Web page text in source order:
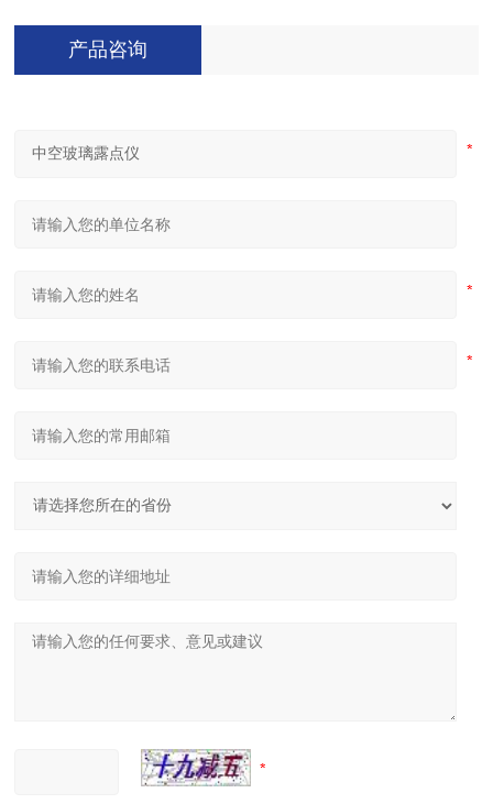
产品咨询